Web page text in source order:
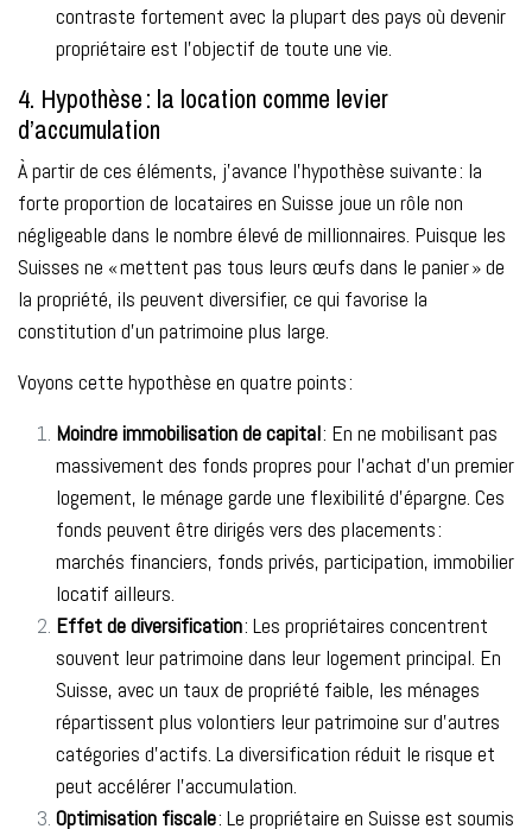
contraste fortement avec la plupart des pays où devenir
propriétaire est l'objectif de toute une vie.
4. Hypothèse : la location comme levier
d’accumulation
À partir de ces éléments, j’avance l’hypothèse suivante : la
forte proportion de locataires en Suisse joue un rôle non
négligeable dans le nombre élevé de millionnaires. Puisque les
Suisses ne « mettent pas tous leurs œufs dans le panier » de
la propriété, ils peuvent diversifier, ce qui favorise la
constitution d’un patrimoine plus large.
Voyons cette hypothèse en quatre points :
Moindre immobilisation de capital: En ne mobilisant pas
massivement des fonds propres pour l’achat d’un premier
logement, le ménage garde une flexibilité d’épargne. Ces
fonds peuvent être dirigés vers des placements :
marchés financiers, fonds privés, participation, immobilier
locatif ailleurs.
Effet de diversification: Les propriétaires concentrent
souvent leur patrimoine dans leur logement principal. En
Suisse, avec un taux de propriété faible, les ménages
répartissent plus volontiers leur patrimoine sur d’autres
catégories d’actifs. La diversification réduit le risque et
peut accélérer l’accumulation.
Optimisation fiscale: Le propriétaire en Suisse est soumis